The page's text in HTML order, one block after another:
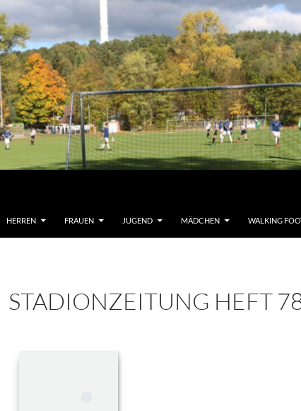
HERREN FRAUEN JUGEND MÄDCHEN WALKING
STADIONZEITUNG HEFT